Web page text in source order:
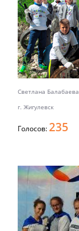
Светлана Балабаева
г. Жигулевск
Голосов:235